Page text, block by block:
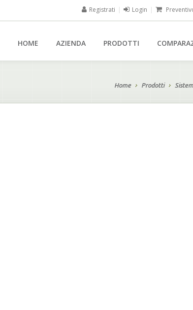
Registrati | Login |
HOME AZIENDA PRODOTTI
Home Prodotti